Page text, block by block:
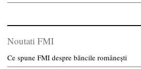
Noutati FMI
Ce spune FMI despre băncile românești